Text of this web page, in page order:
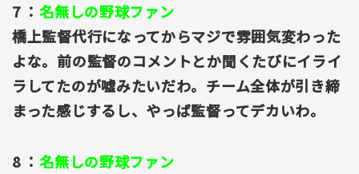
7 ：名無しの野球ファン
橋上監督代行になってからマジで雰囲気変わった
よな。前の監督のコメントとか聞くたびにイライ
ラしてたのが嘘みたいだわ。チーム全体が引き締
まった感じするし、やっぱ監督ってデカいわ。
8 ：名無しの野球ファン